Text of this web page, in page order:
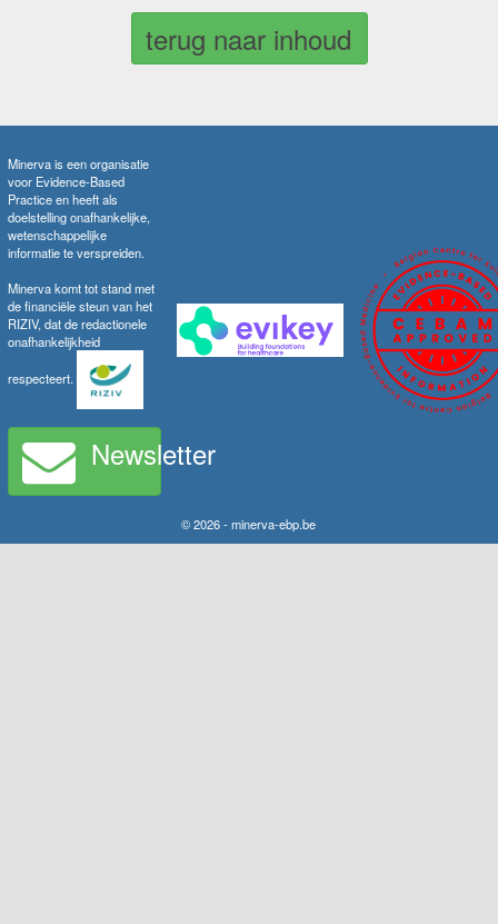
terug naar inhoud
Minerva is een organisatie
voor Evidence-Based
Practice en heeft als
doelstelling onafhankelijke,
wetenschappelijke
informatie te verspreiden.
Minerva komt tot stand met
de financiële steun van het
RIZIV, dat de redactionele
onafhankelijkheid
respecteert.
Newsletter
© 2026 - minerva-ebp.be